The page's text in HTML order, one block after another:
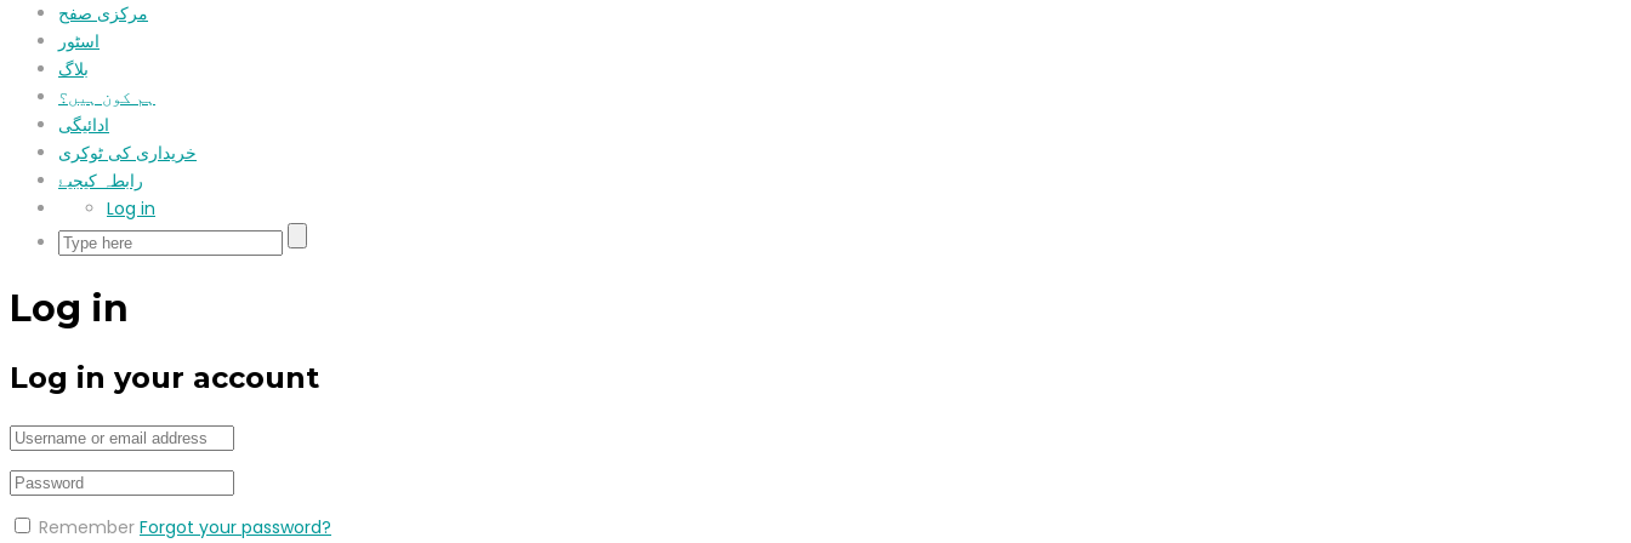
مرکزی صفح
اسٹور
بلاگ
ہم کون ہیں؟
ادائیگی
خریداری کی ٹوکری
رابطہ کیجیۓ
Log in
Log in
Log in your account
Remember Forgot your password?